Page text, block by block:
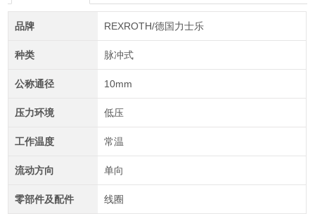
品牌 REXROTH/德国力士乐
种类 脉冲式
公称通径 10mm
压力环境 低压
工作温度 常温
流动方向 单向
零部件及配件 线圈